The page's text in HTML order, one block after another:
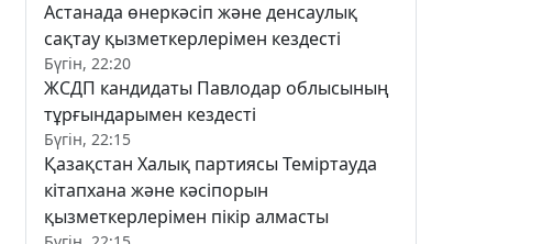
Астанада өнеркәсіп және денсаулық
сақтау қызметкерлерімен кездесті
Бүгін, 22:20
ЖСДП кандидаты Павлодар облысының
тұрғындарымен кездесті
Бүгін, 22:15
Қазақстан Халық партиясы Теміртауда
кітапхана және кәсіпорын
қызметкерлерімен пікір алмасты